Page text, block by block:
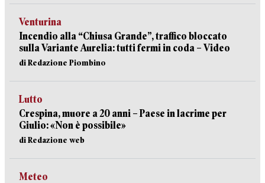
Venturina
Incendio alla “Chiusa Grande”, traffico bloccato
sulla Variante Aurelia: tutti fermi in coda – Video
di Redazione Piombino
Lutto
Crespina, muore a 20 anni – Paese in lacrime per
Giulio: «Non è possibile»
di Redazione web
Meteo